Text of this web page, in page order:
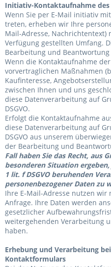
Initiativ-Kontaktaufnahme des
Wenn Sie per E-Mail initiativ
treten, erheben wir Ihre
Mail-Adresse,
Verfügung gestellten Umfang.
Bearbeitung und
Wenn die Kontaktaufnahme
vorvertraglichen Maßnahmen
Kaufinteresse,
zwischen Ihnen und uns
diese Datenverarbeitung auf
DSGVO.
Erfolgt die Kontaktaufnahme
diese Datenverarbeitung auf
DSGVO aus unserem
der Bearbeitung und
Fall haben Sie das Recht, aus
besonderen Situation
1 lit. f DSGVO beruhenden
personenbezogener Daten zu
Ihre E-Mail-Adresse nutzen
Anfrage. Ihre Daten werden
gesetzlicher
weitergehenden Verarbeitung
haben.
Erhebung und Verarbeitung
Kontaktformulars